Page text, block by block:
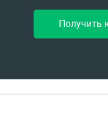
Получить